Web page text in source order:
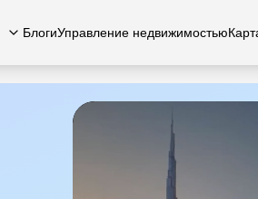
Таунхаусы
Часто задаваемые вопросы
БлогиУправление недвижимостью